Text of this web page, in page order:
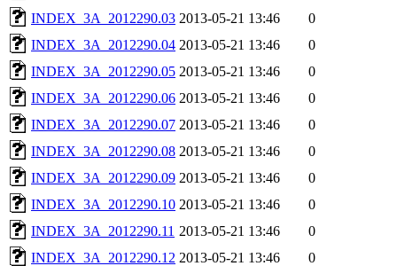
INDEX_3A_2012290.03 2013-05-21 13:46
0
INDEX_3A_2012290.04 2013-05-21 13:46
0
INDEX_3A_2012290.05 2013-05-21 13:46
0
INDEX_3A_2012290.06 2013-05-21 13:46
0
INDEX_3A_2012290.07 2013-05-21 13:46
0
INDEX_3A_2012290.08 2013-05-21 13:46
0
INDEX_3A_2012290.09 2013-05-21 13:46
0
INDEX_3A_2012290.10 2013-05-21 13:46
0
INDEX_3A_2012290.11 2013-05-21 13:46
0
INDEX_3A_2012290.12 2013-05-21 13:46
0